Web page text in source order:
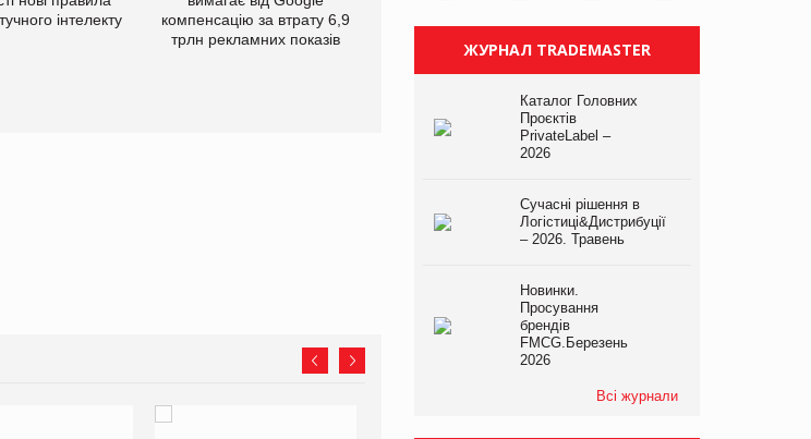
інтелекту
компенсацію за втрату 6,9
трлн рекламних показів
об’єднана компанія
налічуватиме 374
час повномасштабної
війни
ЖУРНАЛ TRADEMASTER
Каталог Головних
Проєктів
PrivateLabel –
2026
Сучасні рішення в
Логістиці&Дистрибуції
– 2026. Травень
Новинки.
Просування
брендів
FMCG.Березень
2026
Всі журнали